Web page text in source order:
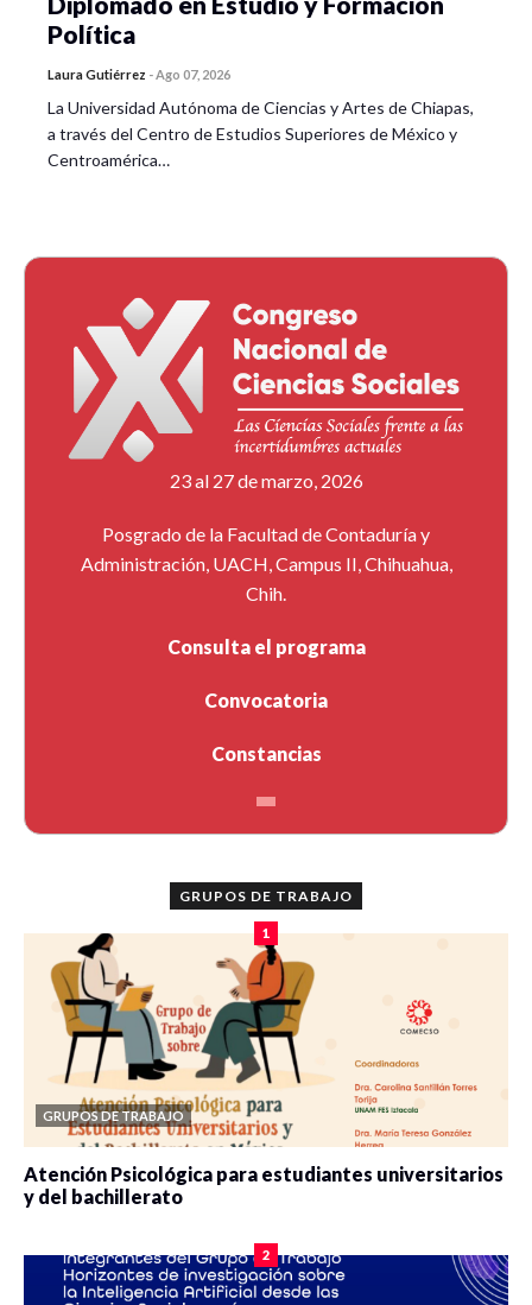
Política
Laura Gutiérrez -Ago 07, 2026
La Universidad Autónoma de Ciencias y Artes de Chiapas,
a través del Centro de Estudios Superiores de México y
Centroamérica…
23 al 27 de marzo, 2026
Posgrado de la Facultad de Contaduría y
Administración, UACH, Campus II, Chihuahua,
Chih.
Consulta el programa
Convocatoria
Constancias
GRUPOS DE TRABAJO
1
GRUPOS DE TRABAJO
Atención Psicológica para estudiantes universitarios
y del bachillerato
2